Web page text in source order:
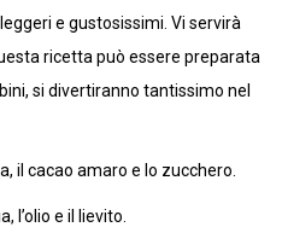
e gustosissimi. Vi servirà
ricetta può essere preparata
si divertiranno tantissimo nel
il cacao amaro e lo zucchero.
l’olio e il lievito.